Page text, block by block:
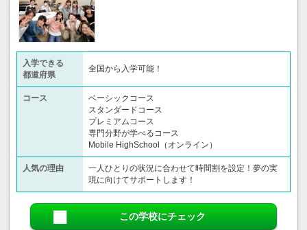
入学できる
都道府県
全国から入学可能！
コース
ベーシックコース
スタンダードコース
プレミアムコース
専門分野が学べるコース
Mobile HighSchool（オンライン）
人気の理由
一人ひとりの状況に合わせて時間割を設定！夢の実
現に向けてサポートします！
この学校にチェック